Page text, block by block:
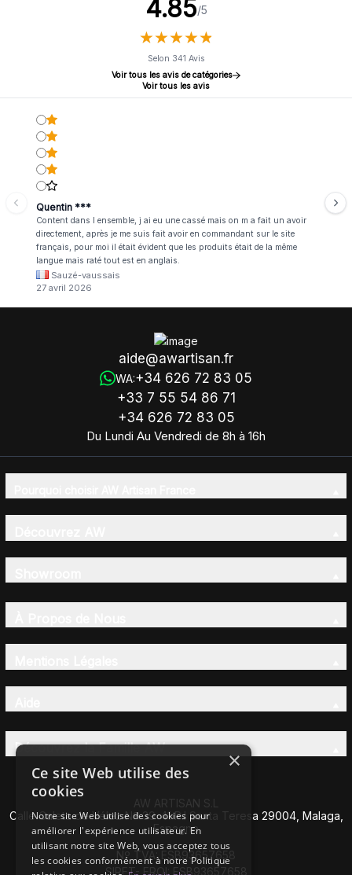
4.85/5
★★★★★
★★★★★
Selon 341 Avis
Voir tous les avis de catégories
Voir tous les avis
Quentin ***
Content dans l ensemble, j ai eu une cassé mais on m a fait un avoir
directement, après je me suis fait avoir en commandant sur le site
français, pour moi il était évident que les produits était de la même
langue mais raté tout est en anglais.
Sauzé-vaussais
27 avril 2026
aide@awartisan.fr
WA:+34 626 72 83 05
+33 7 55 54 86 71
+34 626 72 83 05
Du Lundi Au Vendredi de 8h à 16h
Découvrez la Famille AW
AW ARTISAN S.L
Calle Caleta de Vélez Nº 39-41 P.I Santa Teresa 29004, Malaga,
Espagne
Nº TVA: ESB93657658
SIRET- EROI: ESB93657658
×
Ce site Web utilise des
cookies
Notre site Web utilise des cookies pour
améliorer l'expérience utilisateur. En
utilisant notre site Web, vous acceptez tous
les cookies conformément à notre Politique